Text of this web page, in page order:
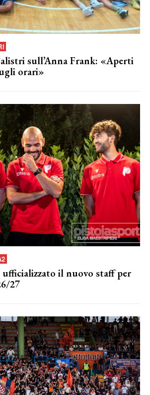
sull’Anna Frank: «Aperti
orari»
ufficializzato il nuovo staff per
27